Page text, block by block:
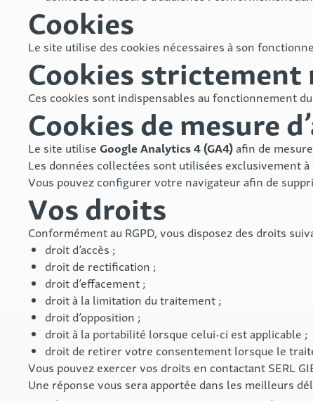
Cookies
Le site utilise des cookies nécessaires à son
Cookies strictement
Ces cookies sont indispensables au fonctionnement
Cookies de mesure
Le site utilise Google Analytics 4 (GA4)afin de
Les données collectées sont utilisées exclusivement
Vous pouvez configurer votre navigateur afin de
Vos droits
Conformément au RGPD, vous disposez des droits
droit d’accès ;
droit de rectification ;
droit d’effacement ;
droit à la limitation du traitement ;
droit d’opposition ;
droit à la portabilité lorsque celui-ci est applicable ;
droit de retirer votre consentement lorsque le
Vous pouvez exercer vos droits en contactant SERL
Une réponse vous sera apportée dans les meilleurs